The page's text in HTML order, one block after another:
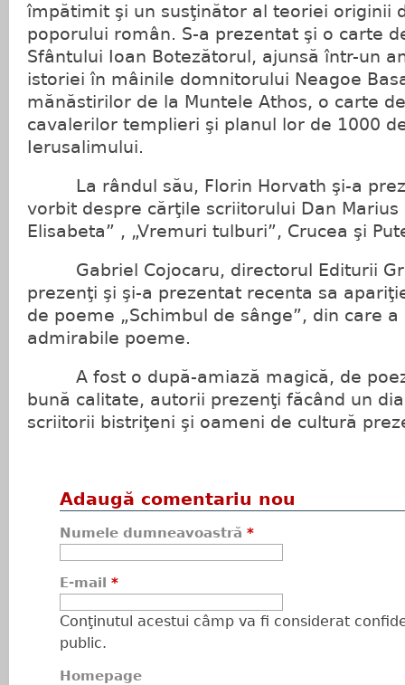
împătimit şi un susţinător al teoriei originii
poporului român. S-a prezentat şi o carte
Sfântului Ioan Botezătorul, ajunsă într-un
istoriei în mâinile domnitorului Neagoe
mănăstirilor de la Muntele Athos, o carte
cavalerilor templieri şi planul lor de 1000
Ierusalimului.
La rândul său, Florin Horvath şi-a
vorbit despre cărţile scriitorului Dan Marius
Elisabeta” , „Vremuri tulburi”, Crucea şi
Gabriel Cojocaru, directorul Editurii
prezenţi şi şi-a prezentat recenta sa
de poeme „Schimbul de sânge”, din care
admirabile poeme.
A fost o după-amiază magică, de
bună calitate, autorii prezenţi făcând un
scriitorii bistriţeni şi oameni de cultură
Adaugă comentariu nou
Numele dumneavoastră *
E-mail *
Conţinutul acestui câmp va fi considerat
public.
Homepage